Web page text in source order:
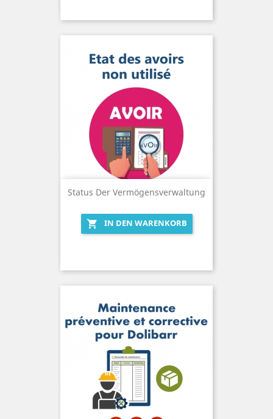
Status Der Vermögensverwaltung
 IN DEN WARENKORB